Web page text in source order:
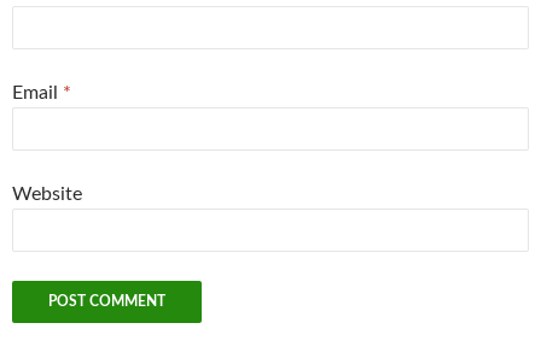
Email *
Website